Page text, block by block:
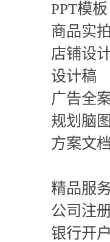
PPT模板
商品实
店铺设
设计稿
广告全
规划脑
方案文
精品服
公司注
银行开